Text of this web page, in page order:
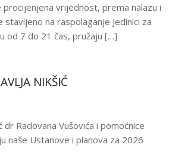
vrijednost, prema nalazu i
na raspolaganje Jedinici za
od 7 do 21 čas, pružaju […]
NIKŠIĆ
Radovana Vušovića i pomoćnice
naše Ustanove i planova za 2026